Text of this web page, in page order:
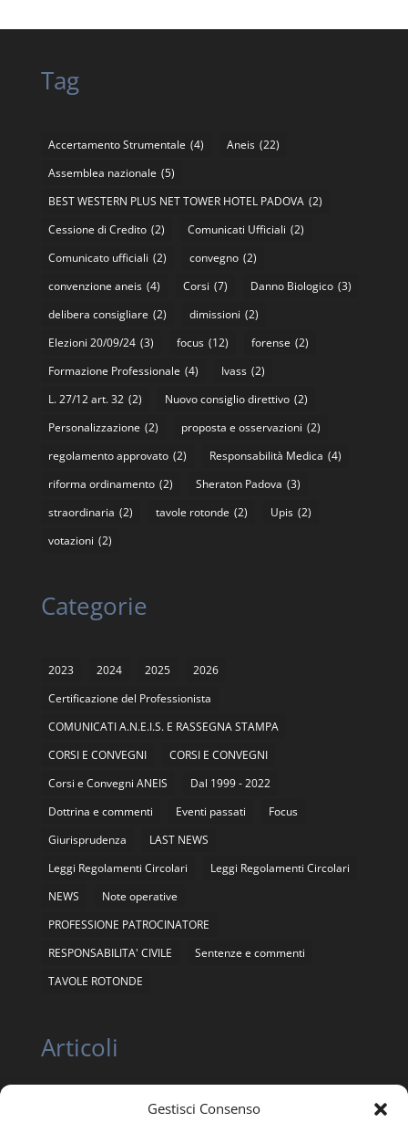
Gestisci Consenso
Tag
Accertamento Strumentale (4) Aneis (22)
Assemblea nazionale (5)
BEST WESTERN PLUS NET TOWER HOTEL PADOVA (2)
Cessione di Credito (2) Comunicati Ufficiali (2)
Comunicato ufficiali (2) convegno (2)
convenzione aneis (4) Corsi (7) Danno Biologico (3)
delibera consigliare (2) dimissioni (2)
Elezioni 20/09/24 (3) focus (12) forense (2)
Formazione Professionale (4) Ivass (2)
L. 27/12 art. 32 (2) Nuovo consiglio direttivo (2)
Personalizzazione (2) proposta e osservazioni (2)
regolamento approvato (2) Responsabilità Medica (4)
riforma ordinamento (2) Sheraton Padova (3)
straordinaria (2) tavole rotonde (2) Upis (2)
votazioni (2)
Categorie
2023 2024 2025
2026
Certificazione del Professionista
COMUNICATI A.N.E.I.S. E RASSEGNA STAMPA
CORSI E CONVEGNI
CORSI E CONVEGNI
Corsi e Convegni ANEIS
Dal 1999 - 2022
Dottrina e commenti
Eventi passati
Focus
Giurisprudenza
LAST NEWS
Leggi Regolamenti Circolari
Leggi Regolamenti Circolari
NEWS
Note operative
PROFESSIONE PATROCINATORE
RESPONSABILITA' CIVILE
Sentenze e commenti
TAVOLE ROTONDE
Articoli
ASSEMBLEA NAZIONALE ORDINARIA E